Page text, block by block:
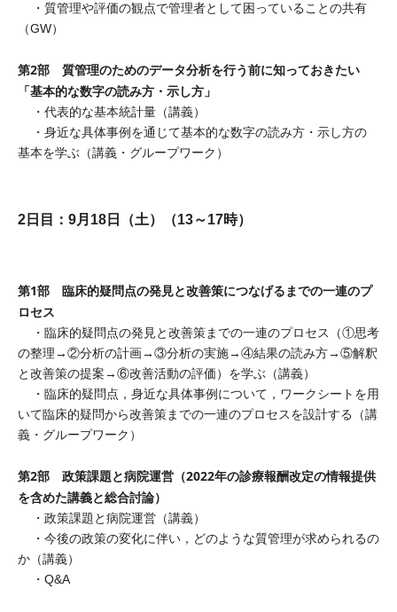
・質管理や評価の観点で管理者として困っていることの共有
（GW）
第2部 質管理のためのデータ分析を行う前に知っておきたい
「基本的な数字の読み方・示し方」
・代表的な基本統計量（講義）
・身近な具体事例を通じて基本的な数字の読み方・示し方の
基本を学ぶ（講義・グループワーク）
2日目：9月18日（土）（13～17時）
第1部 臨床的疑問点の発見と改善策につなげるまでの一連のプ
ロセス
・臨床的疑問点の発見と改善策までの一連のプロセス（①思考
の整理→②分析の計画→③分析の実施→④結果の読み方→⑤解釈
と改善策の提案→⑥改善活動の評価）を学ぶ（講義）
・臨床的疑問点，身近な具体事例について，ワークシートを用
いて臨床的疑問から改善策までの一連のプロセスを設計する（講
義・グループワーク）
第2部 政策課題と病院運営（2022年の診療報酬改定の情報提供
を含めた講義と総合討論）
・政策課題と病院運営（講義）
・今後の政策の変化に伴い，どのような質管理が求められるの
か（講義）
・Q&A